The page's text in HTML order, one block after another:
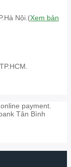
Nội.(Xem bản
payment.
Tân Bình